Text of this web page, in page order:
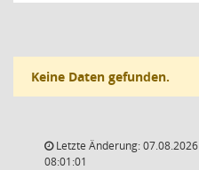
Keine Daten gefunden.
Letzte Änderung: 07.08.2026
08:01:01